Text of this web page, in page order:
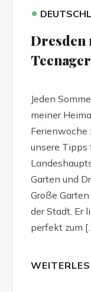
•
Dresden
Jeden
meiner
Ferienwoche
unsere Tipps
Garten und
Große
der Stadt. Er
perfekt zum